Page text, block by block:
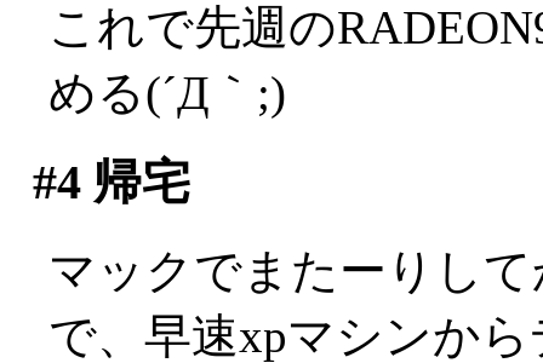
これで先週の
める(´Д｀;)
#4帰宅
マックでまたーりし
で、早速xpマシンか